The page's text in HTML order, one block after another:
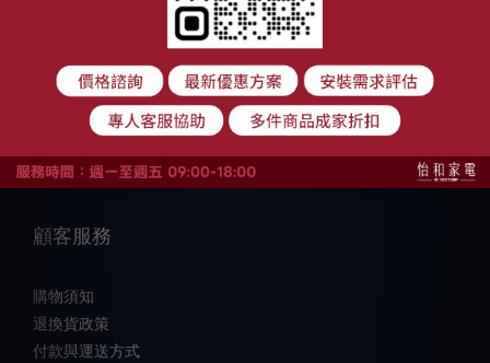
關於我們
品牌故事
顧客服務
購物須知
退換貨政策
付款與運送方式